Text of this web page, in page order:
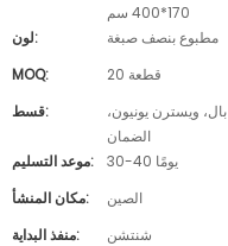
170*400 سم
لون:
مطبوع بنصف صبغة
MOQ:
20 قطعة
قسط:
ويسترن يونيون،
الضمان
موعد التسليم:
30-40 يومًا
مكان المنشأ:
الصين
منفذ البداية:
شنتشن